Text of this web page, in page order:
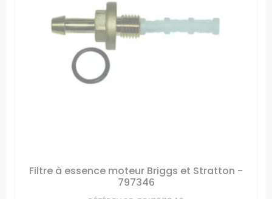
Filtre à essence moteur Briggs et Stratton -
797346